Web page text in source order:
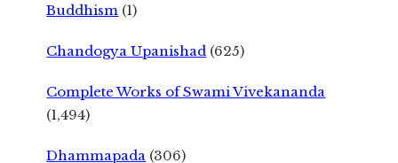
Buddhism (1)
Chandogya Upanishad (625)
Complete Works of Swami Vivekananda
(1,494)
Dhammapada (306)